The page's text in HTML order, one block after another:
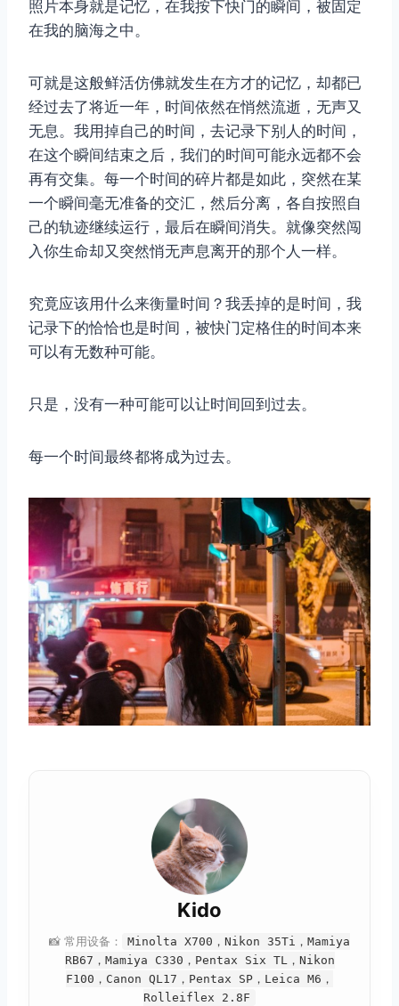
照片本身就是记忆，在我按下快门的瞬间，被固定
在我的脑海之中。
可就是这般鲜活仿佛就发生在方才的记忆，却都已
经过去了将近一年，时间依然在悄然流逝，无声又
无息。我用掉自己的时间，去记录下别人的时间，
在这个瞬间结束之后，我们的时间可能永远都不会
再有交集。每一个时间的碎片都是如此，突然在某
一个瞬间毫无准备的交汇，然后分离，各自按照自
己的轨迹继续运行，最后在瞬间消失。就像突然闯
入你生命却又突然悄无声息离开的那个人一样。
究竟应该用什么来衡量时间？我丢掉的是时间，我
记录下的恰恰也是时间，被快门定格住的时间本来
可以有无数种可能。
只是，没有一种可能可以让时间回到过去。
每一个时间最终都将成为过去。
Kido
📸 常用设备：
Minolta X700，Nikon 35Ti，Mamiya
RB67，Mamiya C330，Pentax Six TL，Nikon
F100，Canon QL17，Pentax SP，Leica M6，
Rolleiflex 2.8F